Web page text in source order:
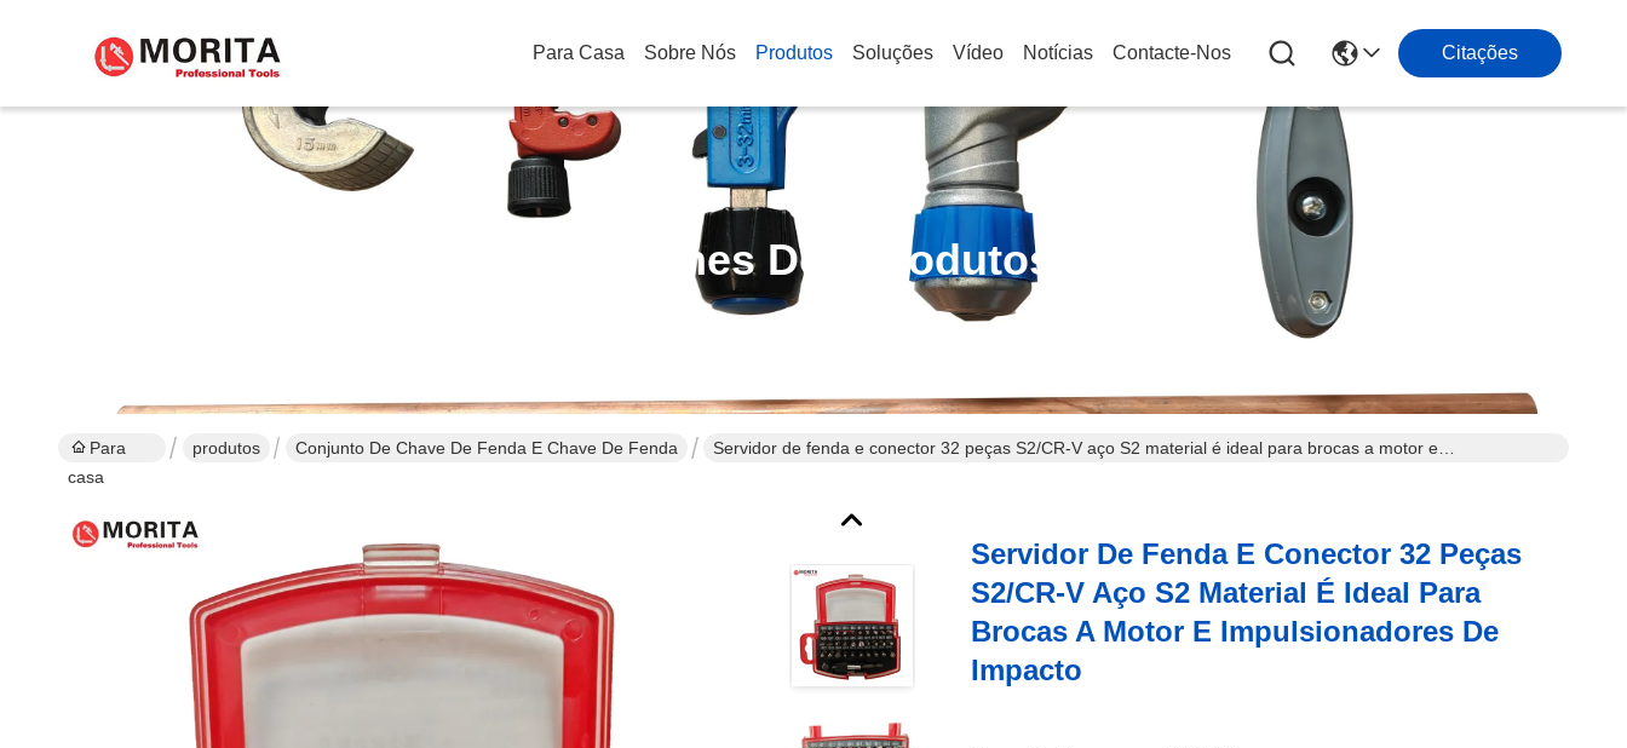
Para Casa Sobre Nós Produtos Soluções Vídeo Notícias Contacte-Nos Citações
Detalhes Dos Produtos
Para
casa
produtos Conjunto De Chave De Fenda E Chave De Fenda
Servidor de fenda e conector 32 peças S2/CR-V aço S2 material é ideal para brocas a motor e
Servidor De Fenda E Conector 32 Peças
S2/CR-V Aço S2 Material É Ideal Para
Brocas A Motor E Impulsionadores De
Impacto